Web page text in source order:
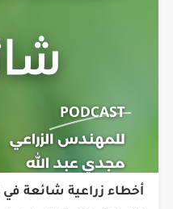
أخطاء زراعية شائعة في